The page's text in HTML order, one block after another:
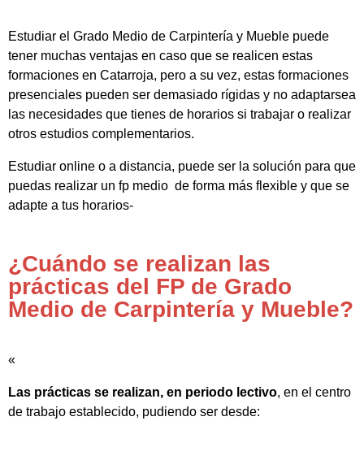
Estudiar el Grado Medio de Carpintería y Mueble puede
tener muchas ventajas en caso que se realicen estas
formaciones en Catarroja, pero a su vez, estas formaciones
presenciales pueden ser demasiado rígidas y no adaptarsea
las necesidades que tienes de horarios si trabajar o realizar
otros estudios complementarios.
Estudiar online o a distancia, puede ser la solución para que
puedas realizar un fp medio de forma más flexible y que se
adapte a tus horarios-
¿Cuándo se realizan las
prácticas del FP de Grado
Medio de Carpintería y Mueble?
«
Las prácticas se realizan, en periodo lectivo, en el centro
de trabajo establecido, pudiendo ser desde: